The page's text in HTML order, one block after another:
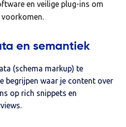
en veilige plug-ins om
voorkomen.
en semantiek
(schema markup) te
begrijpen waar je content over
op rich snippets en